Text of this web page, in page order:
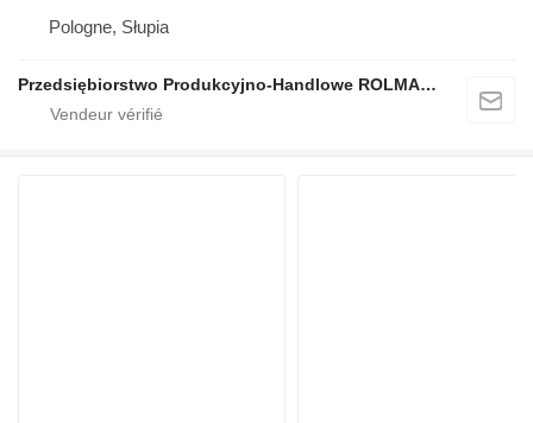
Pologne, Słupia
Przedsiębiorstwo Produkcyjno-Handlowe ROLMAPOL Marcin Dziekan